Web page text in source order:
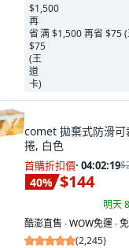
满 $1,500 再省 $75
comet 拋棄式防滑可
捲, 白色
首購折扣價· 04:02:18
40% $144
明天
酷澎直售 ∙ WOW免運 ∙
(2,245)